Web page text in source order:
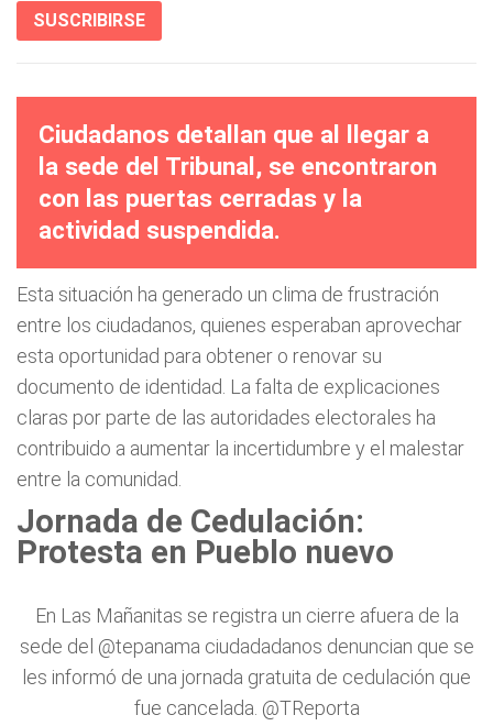
SUSCRIBIRSE
Ciudadanos detallan que al llegar a
la sede del Tribunal, se encontraron
con las puertas cerradas y la
actividad suspendida.
Esta situación ha generado un clima de frustración
entre los ciudadanos, quienes esperaban aprovechar
esta oportunidad para obtener o renovar su
documento de identidad. La falta de explicaciones
claras por parte de las autoridades electorales ha
contribuido a aumentar la incertidumbre y el malestar
entre la comunidad.
Jornada de Cedulación:
Protesta en Pueblo nuevo
En Las Mañanitas se registra un cierre afuera de la
sede del @tepanama ciudadadanos denuncian que se
les informó de una jornada gratuita de cedulación que
fue cancelada. @TReporta